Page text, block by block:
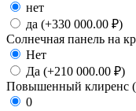
нет
да (+330 000.00 ₽)
Солнечная панель на
Нет
Да (+210 000.00 ₽)
Повышенный клиренс
0